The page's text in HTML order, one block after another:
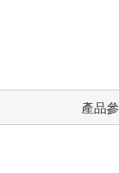
產品